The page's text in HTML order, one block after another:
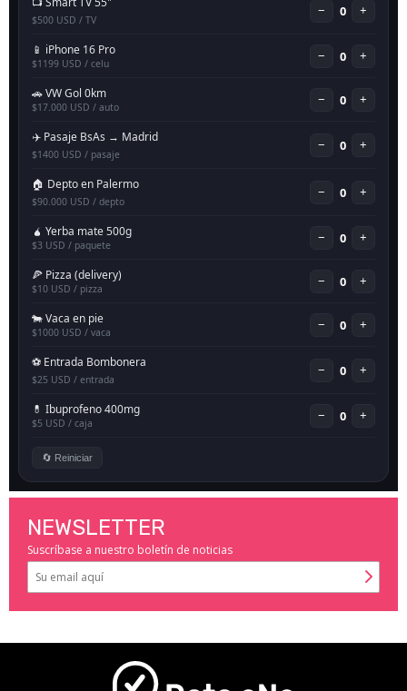
NEWSLETTER
Suscríbase a nuestro boletín de noticias